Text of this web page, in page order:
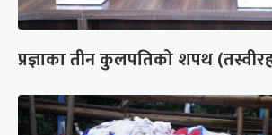
प्रज्ञाका तीन कुलपतिको शपथ